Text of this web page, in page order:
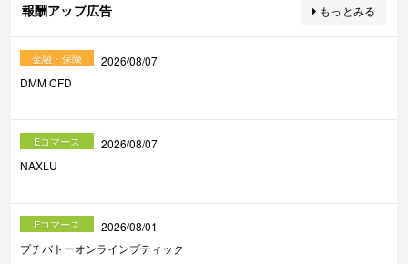
報酬アップ広告 もっとみる
金融・保険
2026/08/07
DMM CFD
Eコマース
2026/08/07
NAXLU
Eコマース
2026/08/01
プチバトーオンラインブティック